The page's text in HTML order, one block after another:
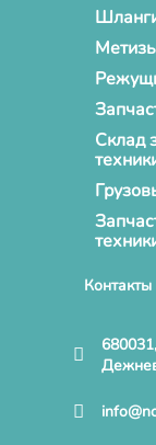
Склад
Контакты